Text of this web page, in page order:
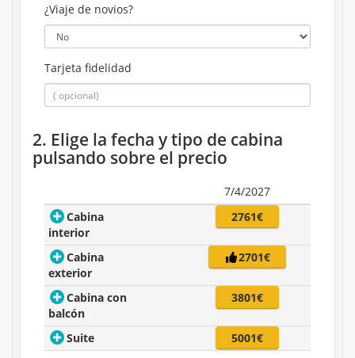
¿Viaje de novios?
Tarjeta fidelidad
2. Elige la fecha y tipo de cabina
pulsando sobre el precio
7/4/2027
Cabina
interior
2761€
Cabina
exterior
2701€
Cabina con
balcón
3801€
Suite 5001€